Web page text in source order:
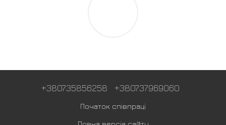
+380735856258 +380737969060
Початок співпраці